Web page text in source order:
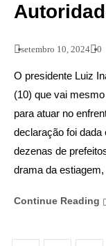
setembro 10, 2024 0
O presidente Luiz
(10) que vai
para atuar no
declaração foi
dezenas de
drama da estiagem,
Continue Reading